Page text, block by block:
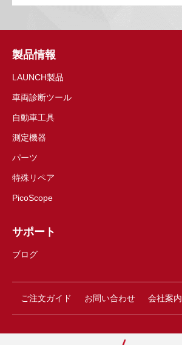
製品情報
LAUNCH製品
車両診断ツール
自動車工具
測定機器
パーツ
特殊リペア
PicoScope
サポート
ブログ
ご注文ガイド お問い合わせ 会社案内